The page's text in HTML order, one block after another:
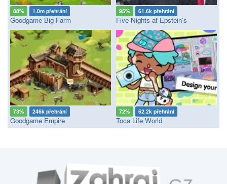
88% 1.0m přehrání
Goodgame Big Farm
95% 61.6k přehrání
Five Nights at Epstein’s
73% 246k přehrání
Goodgame Empire
72% 62.2k přehrání
Toca Life World